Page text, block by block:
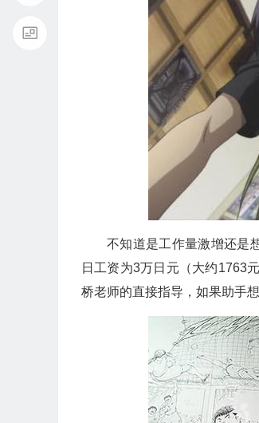
不知道是工作量激增还是
日工资为3万日元（大约1763
桥老师的直接指导，如果助手